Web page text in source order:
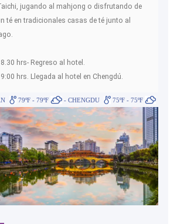
jugando al mahjong o disfrutando de
té en tradicionales casas de té junto al
hrs- Regreso al hotel.
hrs. Llegada al hotel en Chengdú.
79ºF - 79ºF - CHENGDU 75ºF - 75ºF